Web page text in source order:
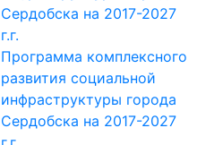
Сердобска на 2017-2027
г.г.
Программа комплексного
развития социальной
инфраструктуры города
Сердобска на 2017-2027